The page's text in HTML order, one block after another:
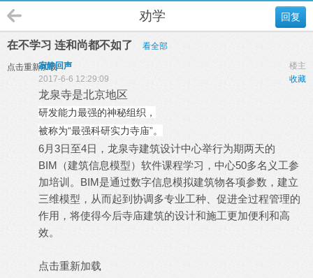
回复
劝学
在不学习 连和尚都不如了 看全部
点击重新加载 楼主
寂静回声
收藏
2017-6-6 12:29:09
龙泉寺是北京地区
研发能力最强的神秘组织，
被称为“最强科研实力寺庙”。
6月3日至4日，龙泉寺建筑设计中心举行为期两天的
BIM （建筑信息模型）软件课程学习，中心50多名义工参
加培训。BIM是通过数字信息模拟建筑物各项参数，建立
三维模型，从而起到协调多专业工种、促进全过程管理的
作用，将使得今后寺庙建筑的设计和施工更加便利和高
效。
点击重新加载